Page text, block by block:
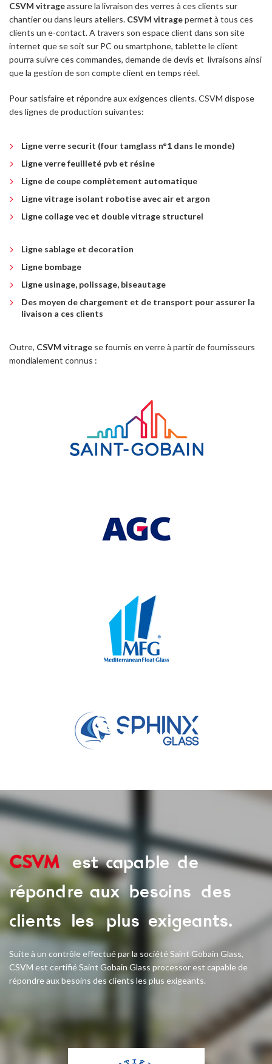
CSVM vitrageassure la livraison des verres à ces clients sur
chantier ou dans leurs ateliers. CSVM vitragepermet à tous ces
clients un e-contact. A travers son espace client dans son site
internet que se soit sur PC ou smartphone, tablette le client
pourra suivre ces commandes, demande de devis et livraisons ainsi
que la gestion de son compte client en temps réel.
Pour satisfaire et répondre aux exigences clients. CSVM dispose
des lignes de production suivantes:
Ligne verre securit (four tamglass n°1 dans le monde)
Ligne verre feuilleté pvb et résine
Ligne de coupe complètement automatique
Ligne vitrage isolant robotise avec air et argon
Ligne collage vec et double vitrage structurel
Ligne sablage et decoration
Ligne bombage
Ligne usinage, polissage, biseautage
Des moyen de chargement et de transport pour assurer la
livaison a ces clients
Outre, CSVM vitrage se fournis en verre à partir de fournisseurs
mondialement connus :
CSVMest capable de
répondre aux besoins des
clients les plus exigeants.
Suite à un contrôle effectué par la société Saint Gobain Glass,
CSVM est certifié Saint Gobain Glass processor est capable de
répondre aux besoins des clients les plus exigeants.